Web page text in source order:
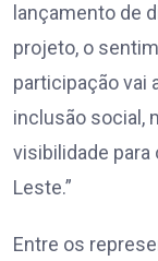
lançamento de
projeto, o
participação vai
inclusão social,
visibilidade para
Leste.”
Entre os